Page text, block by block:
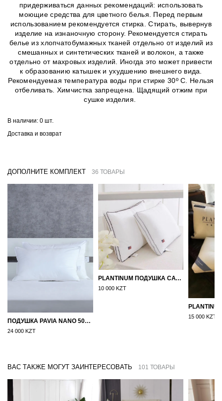
придерживаться данных рекомендаций: использовать
моющие средства для цветного белья. Перед первым
использованием рекомендуется стирка. Стирать, вывернув
изделие на изнаночную сторону. Рекомендуется стирать
белье из хлопчатобумажных тканей отдельно от изделий из
смешанных и синтетических тканей и волокон, а также
отдельно от махровых изделий. Иногда это может привести
к образованию катышек и ухудшению внешнего вида.
Рекомендуемая температура воды при стирке 30º C. Нельзя
отбеливать. Химчистка запрещена. Щадящий отжим при
сушке изделия.
В наличии: 0 шт.
Доставка и возврат
ДОПОЛНИТЕ КОМПЛЕКТ 36 ТОВАРЫ
ПОДУШКА PAVIA NANO 50X70
24 000 KZT
PLANTINUM ПОДУШКА САТИН, ШЕЛК 50Х70
10 000 KZT
15 000 KZT
ВАС ТАКЖЕ МОГУТ ЗАИНТЕРЕСОВАТЬ 101 ТОВАРЫ